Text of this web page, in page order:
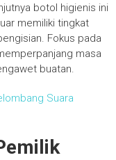
botol higienis ini
memiliki tingkat
Fokus pada
masa
buatan.
Suara